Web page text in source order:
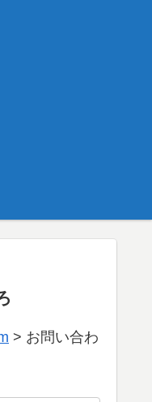
> お問い合わ